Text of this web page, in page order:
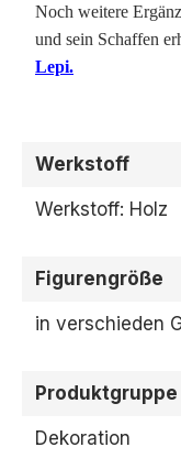
Noch weitere
und sein Schaffen
Lepi.
Werkstoff
Werkstoff: Holz
Figurengröße
in verschieden
Produktgruppe
Dekoration